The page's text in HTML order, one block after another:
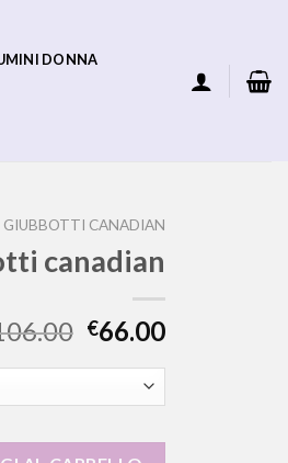
DONNA
GIUBBOTTI CANADIAN
canadian
€66.00